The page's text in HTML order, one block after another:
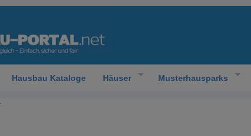
Hausbau Kataloge Häuser Musterhausparks